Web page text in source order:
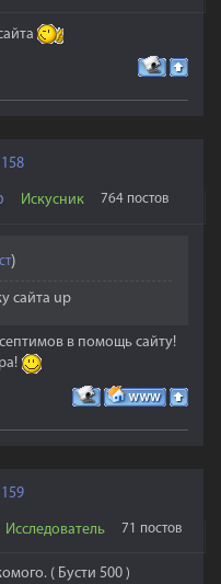
158
Искусник 764 постов
)
сайта up
в помощь сайту!
159
Исследователь 71 постов
( Бусти 500 )